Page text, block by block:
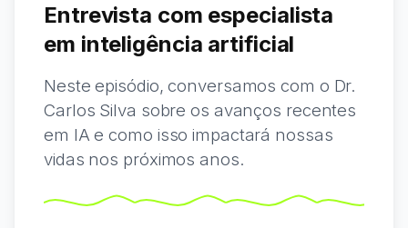
Entrevista com especialista
em inteligência artificial
Neste episódio, conversamos com o Dr.
Carlos Silva sobre os avanços recentes
em IA e como isso impactará nossas
vidas nos próximos anos.